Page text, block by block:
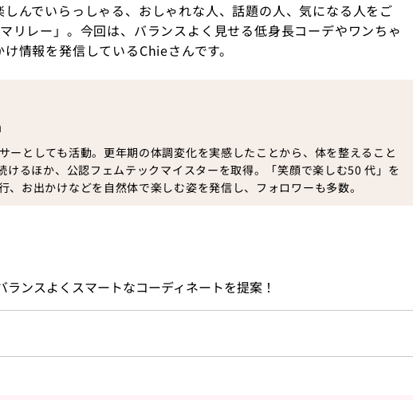
んでいらっしゃる、おしゃれな人、話題の人、気になる人をご
リレー」。今回は、バランスよく見せる低身長コーデやワンちゃ
情報を発信しているChieさんです。
ーとしても活動。更年期の体調変化を実感したことから、体を整えること
けるほか、公認フェムテックマイスターを取得。「笑顔で楽しむ50 代」を
、お出かけなどを自然体で楽しむ姿を発信し、フォロワーも多数。
ンスよくスマートなコーディネートを提案！